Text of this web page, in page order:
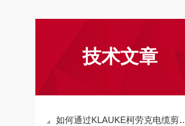
技术文章
如何通过KLAUKE柯劳克电缆剪切工具确保电缆切割精度？